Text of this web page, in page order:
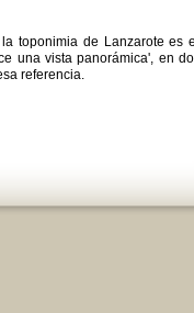
toponimia de Lanzarote es
una vista panorámica', en
referencia.